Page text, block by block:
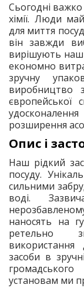
Сьогодні
хімії. Люди
для миття
він завжди
вирішують
економно
зручну
виробництво
європейської
розширення
Опис і
Наш рідкий
посуду.
сильними
воді.
наносять на
ретельно
використання
засоби в
установам ми